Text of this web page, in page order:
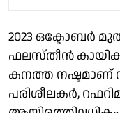
2023 ഒക്ടോബർ
ഫലസ്തീൻ
കനത്ത നഷ്ടമാണ്
പരിശീലകർ,